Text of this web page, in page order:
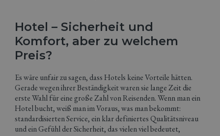
Hotel – Sicherheit und
Komfort, aber zu welchem
Preis?
Es wäre unfair zu sagen, dass Hotels keine Vorteile hätten.
Gerade wegen ihrer Beständigkeit waren sie lange Zeit die
erste Wahl für eine große Zahl von Reisenden. Wenn man ein
Hotel bucht, weiß man im Voraus, was man bekommt:
standardisierten Service, ein klar definiertes Qualitätsniveau
und ein Gefühl der Sicherheit, das vielen viel bedeutet,